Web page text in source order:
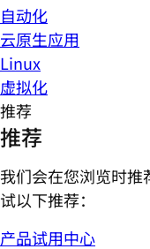
自动化
云原生应用
Linux
虚拟化
推荐
推荐
我们会在您浏览时推
试以下推荐：
产品试用中心